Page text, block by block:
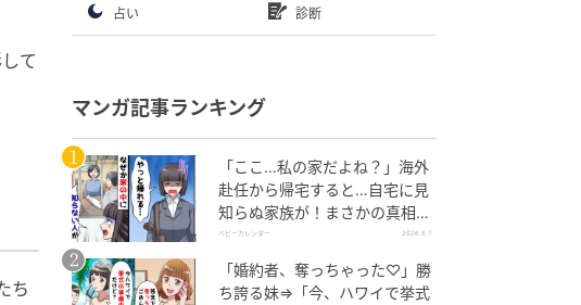
て
ち
占い 診断
マンガ記事ランキング
「ここ…私の家だよね？」海外
赴任から帰宅すると…自宅に見
知らぬ家族が！まさかの真相と
は！？
ベビーカレンダー 2026.8.7
「婚約者、奪っちゃった♡」勝
ち誇る妹⇒「今、ハワイで挙式